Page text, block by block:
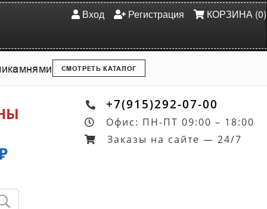
Вход Регистрация КОРЗИНА (0)
камнями СМОТРЕТЬ КАТАЛОГ
+7(915)292-07-00
Офис: ПН-ПТ 09:00 – 18:00
Заказы на сайте — 24/7